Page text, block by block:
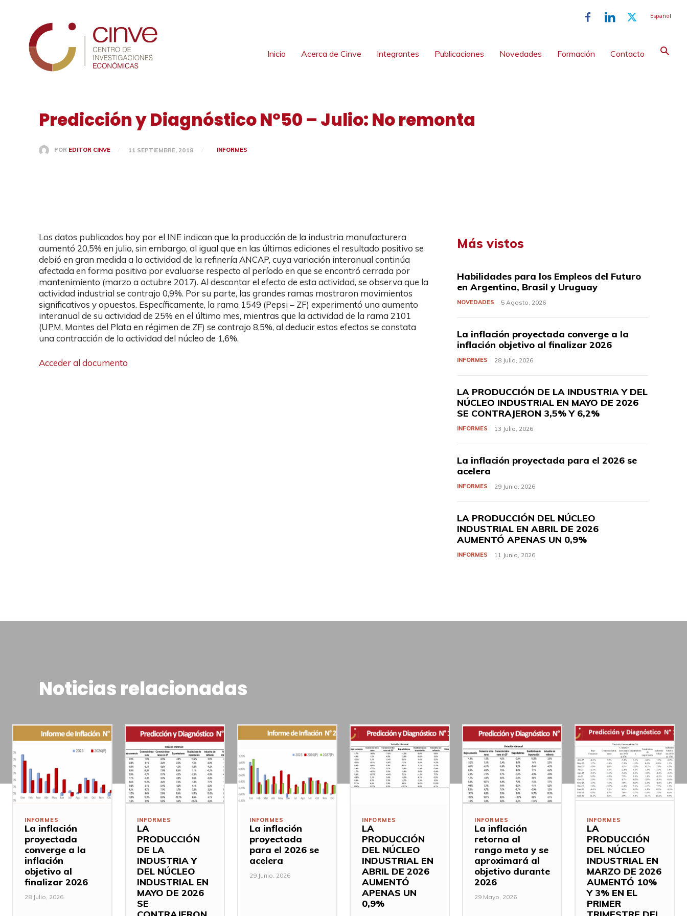
Español
Inicio Acerca de Cinve Integrantes Publicaciones Novedades Formación Contacto
Predicción y Diagnóstico Nº50 – Julio: No remonta
POR EDITOR CINVE 11 SEPTIEMBRE, 2018 INFORMES
Los datos publicados hoy por el INE indican que la producción de la industria manufacturera
aumentó 20,5% en julio, sin embargo, al igual que en las últimas ediciones el resultado positivo se
debió en gran medida a la actividad de la refinería ANCAP, cuya variación interanual continúa
afectada en forma positiva por evaluarse respecto al período en que se encontró cerrada por
mantenimiento (marzo a octubre 2017). Al descontar el efecto de esta actividad, se observa que la
actividad industrial se contrajo 0,9%. Por su parte, las grandes ramas mostraron movimientos
significativos y opuestos. Específicamente, la rama 1549 (Pepsi – ZF) experimentó una aumento
interanual de su actividad de 25% en el último mes, mientras que la actividad de la rama 2101
(UPM, Montes del Plata en régimen de ZF) se contrajo 8,5%, al deducir estos efectos se constata
una contracción de la actividad del núcleo de 1,6%.
Acceder al documento
Más vistos
Habilidades para los Empleos del Futuro
en Argentina, Brasil y Uruguay
NOVEDADES 5 Agosto, 2026
La inflación proyectada converge a la
inflación objetivo al finalizar 2026
INFORMES 28 Julio, 2026
LA PRODUCCIÓN DE LA INDUSTRIA Y DEL
NÚCLEO INDUSTRIAL EN MAYO DE 2026
SE CONTRAJERON 3,5% Y 6,2%
INFORMES 13 Julio, 2026
La inflación proyectada para el 2026 se
acelera
INFORMES 29 Junio, 2026
LA PRODUCCIÓN DEL NÚCLEO
INDUSTRIAL EN ABRIL DE 2026
AUMENTÓ APENAS UN 0,9%
INFORMES 11 Junio, 2026
Noticias relacionadas
INFORMES
La inflación
proyectada
converge a la
inflación
objetivo al
finalizar 2026
28 Julio, 2026
INFORMES
LA
PRODUCCIÓN
DE LA
INDUSTRIA Y
DEL NÚCLEO
INDUSTRIAL EN
MAYO DE 2026
SE
INFORMES
La inflación
proyectada
para el 2026 se
acelera
29 Junio, 2026
INFORMES
LA
PRODUCCIÓN
DEL NÚCLEO
INDUSTRIAL EN
ABRIL DE 2026
AUMENTÓ
APENAS UN
0,9%
INFORMES
La inflación
retorna al
rango meta y se
aproximará al
objetivo durante
2026
29 Mayo, 2026
INFORMES
LA
PRODUCCIÓN
DEL NÚCLEO
INDUSTRIAL EN
MARZO DE 2026
AUMENTÓ 10%
Y 3% EN EL
PRIMER